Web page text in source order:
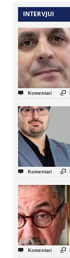
INTERVJUI
 Komentari 
 Komentari 
 Komentari 